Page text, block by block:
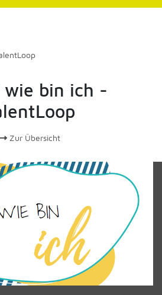
bin ich -
Zur Übersicht